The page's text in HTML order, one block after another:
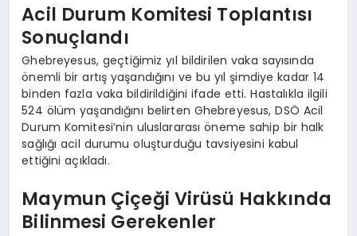
Acil Durum Komitesi Toplantısı
Sonuçlandı
Ghebreyesus, geçtiğimiz yıl bildirilen vaka sayısında
önemli bir artış yaşandığını ve bu yıl şimdiye kadar 14
binden fazla vaka bildirildiğini ifade etti. Hastalıkla ilgili
524 ölüm yaşandığını belirten Ghebreyesus, DSÖ Acil
Durum Komitesi’nin uluslararası öneme sahip bir halk
sağlığı acil durumu oluşturduğu tavsiyesini kabul
ettiğini açıkladı.
Maymun Çiçeği Virüsü Hakkında
Bilinmesi Gerekenler